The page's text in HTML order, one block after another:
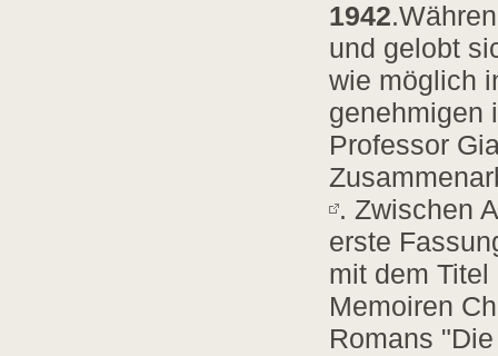
1942
und gelobt
wie möglich
genehmigen
Professor
. Zwischen
erste
mit dem
Memoiren
Romans